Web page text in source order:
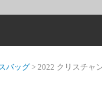
バッグ> 2022 クリスチャンルブタンコピー高級感を備えている ショ